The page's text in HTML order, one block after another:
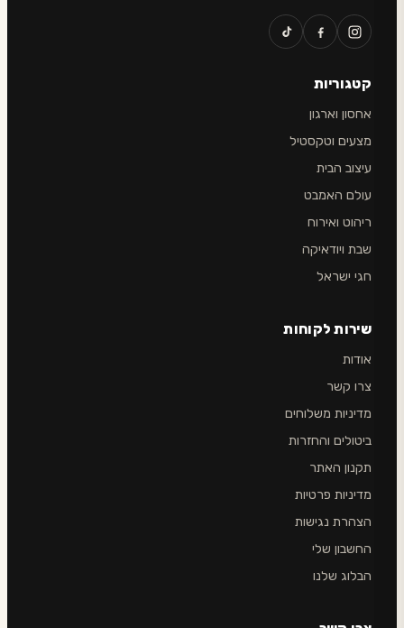
קטגוריות
אחסון וארגון
מצעים וטקסטיל
עיצוב הבית
עולם האמבט
ריהוט ואירוח
שבת ויודאיקה
חגי ישראל
שירות לקוחות
אודות
צרו קשר
מדיניות משלוחים
ביטולים והחזרות
תקנון האתר
מדיניות פרטיות
הצהרת נגישות
החשבון שלי
הבלוג שלנו